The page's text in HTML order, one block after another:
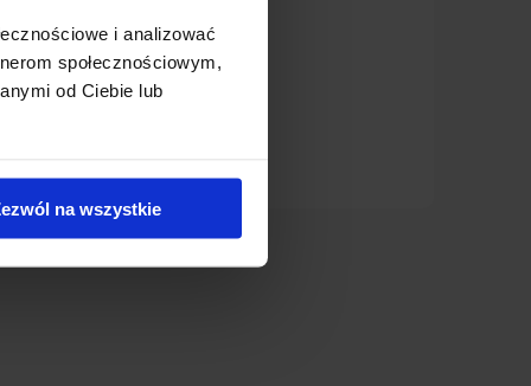
i analizować
społecznościowym,
od Ciebie lub
na wszystkie